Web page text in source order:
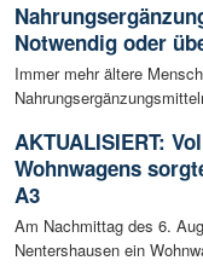
Notwendig oder
Immer mehr ältere
AKTUALISIERT:
Wohnwagens
A3
Am Nachmittag des 6.
Nentershausen ein